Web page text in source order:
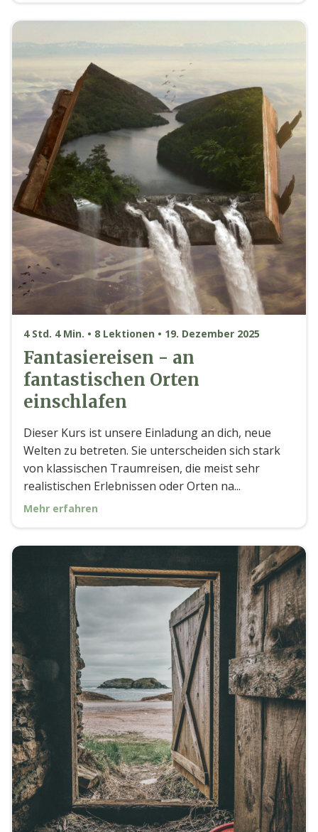
4 Std. 4 Min. • 8 Lektionen • 19. Dezember 2025
Fantasiereisen - an
fantastischen Orten
einschlafen
Dieser Kurs ist unsere Einladung an dich, neue
Welten zu betreten. Sie unterscheiden sich stark
von klassischen Traumreisen, die meist sehr
realistischen Erlebnissen oder Orten na...
Mehr erfahren